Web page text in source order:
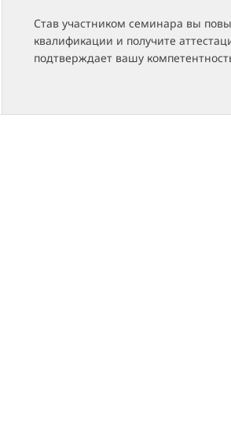
Став участником семинара вы
квалификации и получите
подтверждает вашу